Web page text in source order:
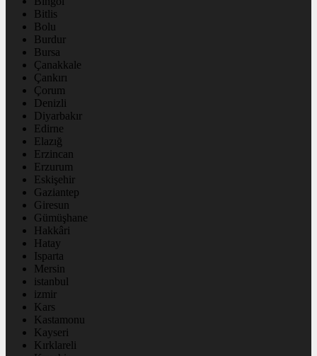
Bitlis
Bolu
Burdur
Bursa
Çanakkale
Çankırı
Çorum
Denizli
Diyarbakır
Edirne
Elazığ
Erzincan
Erzurum
Eskişehir
Gaziantep
Giresun
Gümüşhane
Hakkâri
Hatay
Isparta
Mersin
istanbul
izmir
Kars
Kastamonu
Kayseri
Kırklareli